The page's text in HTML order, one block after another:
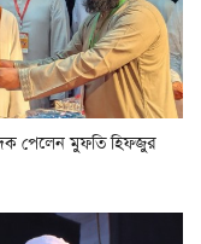
পেলেন মুফতি হিফজুর